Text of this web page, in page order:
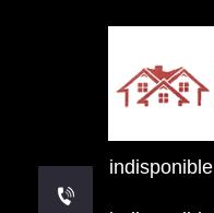
indisponible